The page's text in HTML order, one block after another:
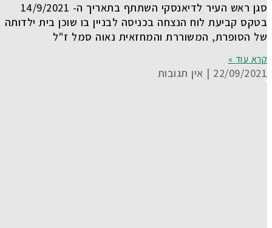
סגן ראש העיר לדיאנסקי השתתף בתאריך ה- 14/9/2021
בטקס קביעת לוח הנצחה בכניסה לבניין בו שוכן בית ילדותה
של הסופרת, המשוררת והמחזאית נאוה סמל ז"ל
קרא עוד »
22/09/2021 אין תגובות